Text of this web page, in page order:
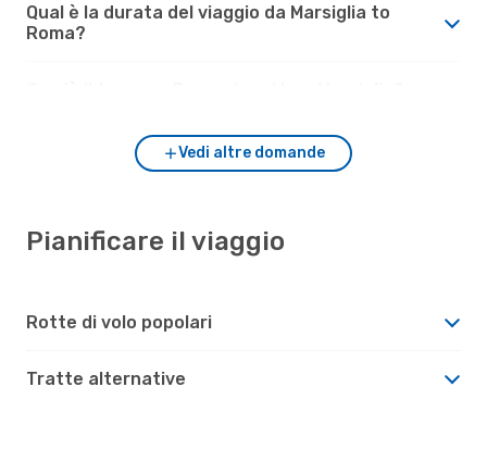
Qual è la durata del viaggio da Marsiglia to
Roma?
Vedi altre domande
Pianificare il viaggio
Rotte di volo popolari
Tratte alternative